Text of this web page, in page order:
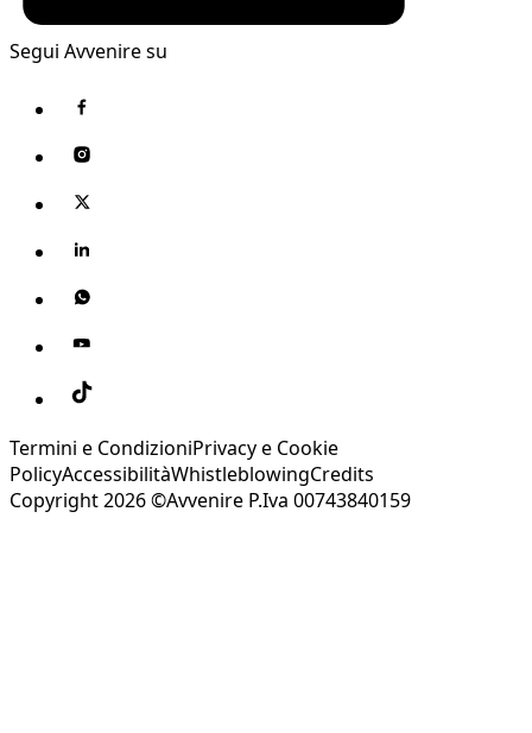
Segui Avvenire su
Termini e CondizioniPrivacy e Cookie
PolicyAccessibilitàWhistleblowingCredits
Copyright 2026 ©Avvenire P.Iva 00743840159